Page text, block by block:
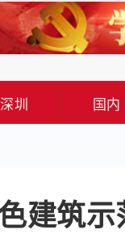
深圳 国内
建筑